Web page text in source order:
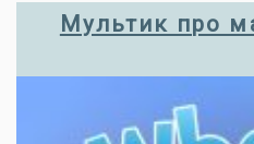
Мультик про